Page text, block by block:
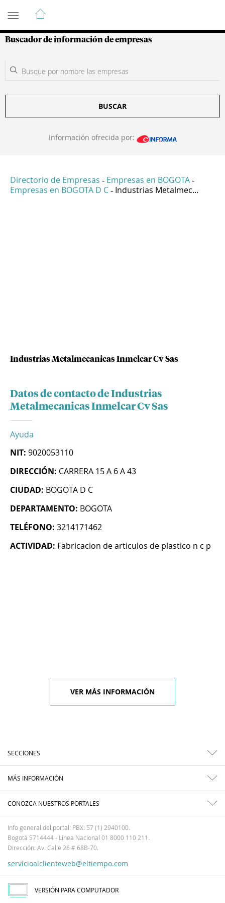
Guía de Empresas Colombianas
Buscador de información de empresas
BUSCAR
Información ofrecida por:
Directorio de Empresas - Empresas en BOGOTA -
Empresas en BOGOTA D C - Industrias Metalmec...
Industrias Metalmecanicas Inmelcar Cv Sas
Datos de contacto de Industrias
Metalmecanicas Inmelcar Cv Sas
Ayuda
NIT: 9020053110
DIRECCIÓN: CARRERA 15 A 6 A 43
CIUDAD: BOGOTA D C
DEPARTAMENTO: BOGOTA
TELÉFONO: 3214171462
ACTIVIDAD: Fabricacion de articulos de plastico n c p
VER MÁS INFORMACIÓN
SECCIONES
MÁS INFORMACIÓN
CONOZCA NUESTROS PORTALES
Info general del portal: PBX: 57 (1) 2940100.
Bogotá 5714444 - Línea Nacional 01 8000 110 211.
Dirección: Av. Calle 26 # 68B-70.
servicioalclienteweb@eltiempo.com
VERSIÓN PARA COMPUTADOR